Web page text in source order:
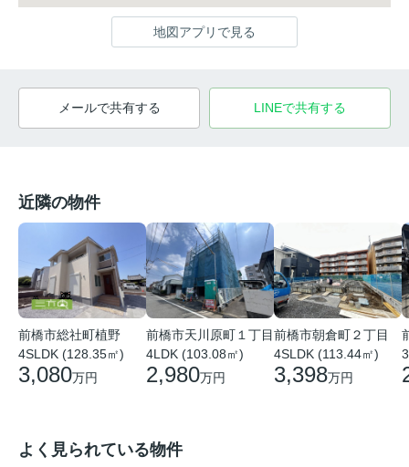
地図アプリで見る
メールで共有する LINEで共有する
近隣の物件
前橋市総社町植野
4SLDK (128.35㎡)
3,080万円
前橋市天川原町１丁目
4LDK (103.08㎡)
2,980万円
前橋市朝倉町２丁目
4SLDK (113.44㎡)
3,398万円
よく見られている物件